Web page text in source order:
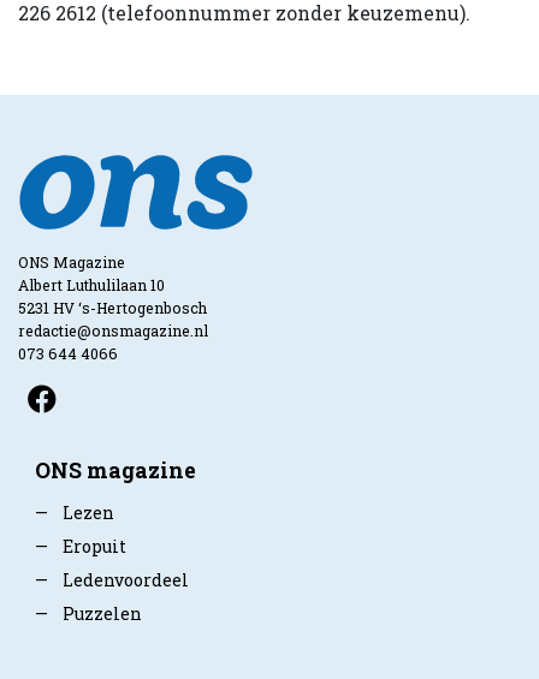
226 2612 (telefoonnummer zonder keuzemenu).
ONS Magazine
Albert Luthulilaan 10
5231 HV ‘s-Hertogenbosch
redactie@onsmagazine.nl
073 644 4066
ONS magazine
—
Lezen
—
Eropuit
—
Ledenvoordeel
—
Puzzelen